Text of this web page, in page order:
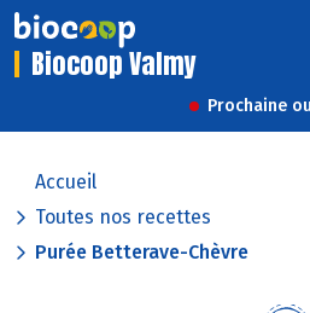
Biocoop Valmy
Prochaine
Accueil
Toutes nos recettes
Purée Betterave-Chèvre